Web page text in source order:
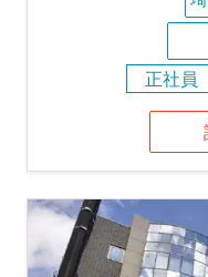
正社員